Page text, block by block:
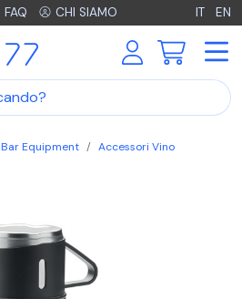
FAQ CHI SIAMO IT EN
Bar Equipment
Accessori Vino